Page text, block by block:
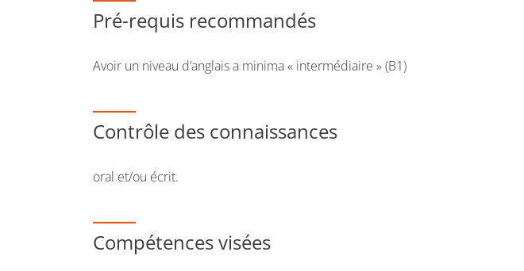
Pré-requis recommandés
Avoir un niveau d’anglais a minima « intermédiaire » (B1)
Contrôle des connaissances
oral et/ou écrit.
Compétences visées